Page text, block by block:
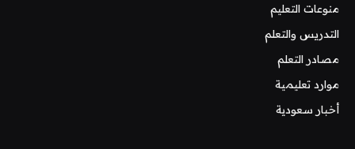
منوعات التعليم
التدريس والتعلم
مصادر التعلم
موارد تعليمية
أخبار سعودية